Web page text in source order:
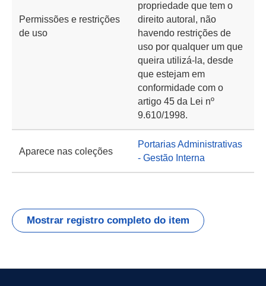
Permissões e restrições
de uso
propriedade que tem o
direito autoral, não
havendo restrições de
uso por qualquer um que
queira utilizá-la, desde
que estejam em
conformidade com o
artigo 45 da Lei nº
9.610/1998.
Aparece nas coleções
Portarias Administrativas
- Gestão Interna
Mostrar registro completo do item